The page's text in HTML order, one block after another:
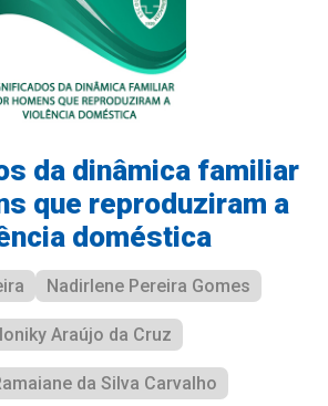
da dinâmica familiar
que reproduziram a
doméstica
Nadirlene Pereira Gomes
Araújo da Cruz
da Silva Carvalho